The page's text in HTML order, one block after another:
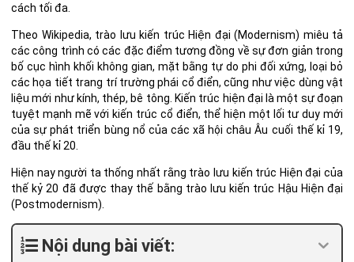
cách tối đa.
Theo Wikipedia, trào lưu kiến trúc Hiện đại (Modernism) miêu tả
các công trình có các đặc điểm tương đồng về sự đơn giản trong
bố cục hình khối không gian, mặt bằng tự do phi đối xứng, loại bỏ
các họa tiết trang trí trường phái cổ điển, cũng như việc dùng vật
liệu mới như kính, thép, bê tông. Kiến trúc hiện đại là một sự đoạn
tuyệt mạnh mẽ với kiến trúc cổ điển, thể hiện một lối tư duy mới
của sự phát triển bùng nổ của các xã hội châu Âu cuối thế kỉ 19,
đầu thế kỉ 20.
Hiện nay người ta thống nhất rằng trào lưu kiến trúc Hiện đại của
thế kỷ 20 đã được thay thế bằng trào lưu kiến trúc Hậu Hiện đại
(Postmodernism).
Nội dung bài viết: